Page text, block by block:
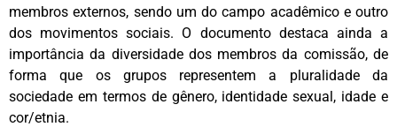
membros externos, sendo um do campo acadêmico e outro
dos movimentos sociais. O documento destaca ainda a
importância da diversidade dos membros da comissão, de
forma que os grupos representem a pluralidade da
sociedade em termos de gênero, identidade sexual, idade e
cor/etnia.